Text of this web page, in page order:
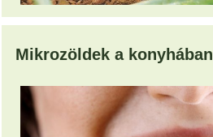
Mikrozöldek a konyhában